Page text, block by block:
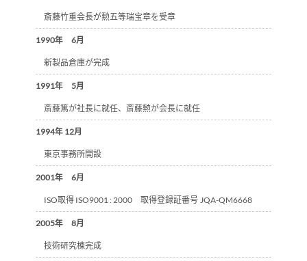
斎藤竹重会長が勲五等瑞宝章を受章
1990年 6月
新製品倉庫が完成
1991年 5月
斎藤篤が社長に就任、斎藤勲が会長に就任
1994年 12月
東京事務所開設
2001年 6月
ISO取得 ISO9001 : 2000 取得登録証番号 JQA-QM6668
2005年 8月
技術研究棟完成